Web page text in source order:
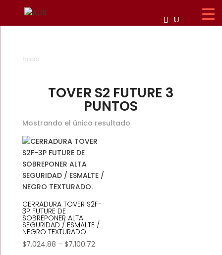
Inicio
TOVER S2 FUTURE 3
PUNTOS
Mostrando el único resultado
CERRADURA TOVER S2F-
3P FUTURE DE
SOBREPONER ALTA
SEGURIDAD / ESMALTE /
NEGRO TEXTURADO.
$7,024.88 – $7,100.72Price